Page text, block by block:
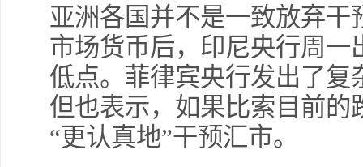
亚洲各国并不是一致放弃
市场货币后，印尼央行周
低点。菲律宾央行发出了
但也表示，如果比索目前
“更认真地”干预汇市。